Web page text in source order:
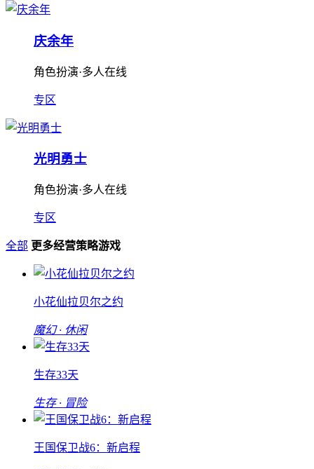
庆余年
角色扮演·多人在线
专区
光明勇士
角色扮演·多人在线
专区
全部 更多经营策略游戏
小花仙拉贝尔之约
魔幻 · 休闲
生存33天
生存 · 冒险
王国保卫战6：新启程